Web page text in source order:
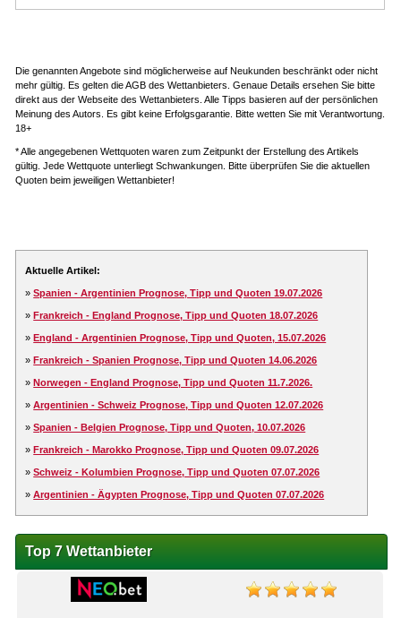
Die genannten Angebote sind möglicherweise auf Neukunden beschränkt oder nicht
mehr gültig. Es gelten die AGB des Wettanbieters. Genaue Details ersehen Sie bitte
direkt aus der Webseite des Wettanbieters. Alle Tipps basieren auf der persönlichen
Meinung des Autors. Es gibt keine Erfolgsgarantie. Bitte wetten Sie mit Verantwortung.
18+
* Alle angegebenen Wettquoten waren zum Zeitpunkt der Erstellung des Artikels
gültig. Jede Wettquote unterliegt Schwankungen. Bitte überprüfen Sie die aktuellen
Quoten beim jeweiligen Wettanbieter!
Aktuelle Artikel:
»Spanien - Argentinien Prognose, Tipp und Quoten 19.07.2026
»Frankreich - England Prognose, Tipp und Quoten 18.07.2026
»England - Argentinien Prognose, Tipp und Quoten, 15.07.2026
»Frankreich - Spanien Prognose, Tipp und Quoten 14.06.2026
»Norwegen - England Prognose, Tipp und Quoten 11.7.2026.
»Argentinien - Schweiz Prognose, Tipp und Quoten 12.07.2026
»Spanien - Belgien Prognose, Tipp und Quoten, 10.07.2026
»Frankreich - Marokko Prognose, Tipp und Quoten 09.07.2026
»Schweiz - Kolumbien Prognose, Tipp und Quoten 07.07.2026
»Argentinien - Ägypten Prognose, Tipp und Quoten 07.07.2026
Top 7 Wettanbieter